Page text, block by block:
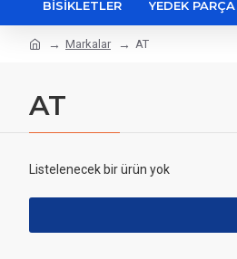
BISIKLETLER YEDEK PARÇA
Markalar AT
AT
Listelenecek bir ürün yok